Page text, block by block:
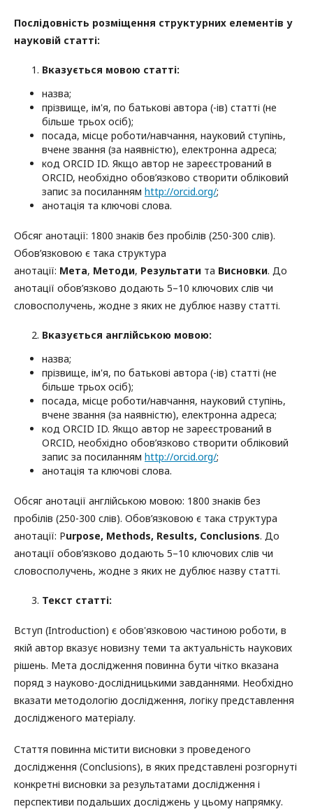
Послідовність розміщення структурних елементів у
науковій статті:
Вказується мовою статті:
назва;
прізвище, ім'я, по батькові автора (-ів) статті (не
більше трьох осіб);
посада, місце роботи/навчання, науковий ступінь,
вчене звання (за наявністю), електронна адреса;
код ORCID ID. Якщо автор не зареєстрований в
ORCID, необхідно обов’язково створити обліковий
запис за посиланням http://orcid.org/;
анотація та ключові слова.
Обсяг анотації: 1800 знаків без пробілів (250-300 слів).
Обов’язковою є така структура
анотації: Мета, Методи, Результати та Висновки. До
анотації обов’язково додають 5–10 ключових слів чи
словосполучень, жодне з яких не дублює назву статті.
Вказується англійською мовою:
назва;
прізвище, ім'я, по батькові автора (-ів) статті (не
більше трьох осіб);
посада, місце роботи/навчання, науковий ступінь,
вчене звання (за наявністю), електронна адреса;
код ORCID ID. Якщо автор не зареєстрований в
ORCID, необхідно обов’язково створити обліковий
запис за посиланням http://orcid.org/;
анотація та ключові слова.
Обсяг анотації англійською мовою: 1800 знаків без
пробілів (250-300 слів). Обов’язковою є така структура
анотації: Purpose, Methods, Results, Conclusions. До
анотації обов’язково додають 5–10 ключових слів чи
словосполучень, жодне з яких не дублює назву статті.
Текст статті:
Вступ (Introduction) є обов'язковою частиною роботи, в
якій автор вказує новизну теми та актуальність наукових
рішень. Мета дослідження повинна бути чітко вказана
поряд з науково-дослідницькими завданнями. Необхідно
вказати методологію дослідження, логіку представлення
дослідженого матеріалу.
Стаття повинна містити висновки з проведеного
дослідження (Conclusions), в яких представлені розгорнуті
конкретні висновки за результатами дослідження і
перспективи подальших досліджень у цьому напрямку.